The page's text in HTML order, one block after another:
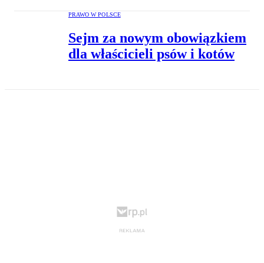
PRAWO W POLSCE
Sejm za nowym obowiązkiem
dla właścicieli psów i kotów